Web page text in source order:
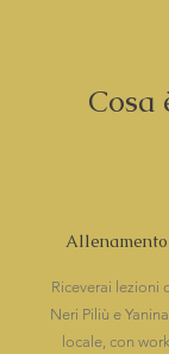
Cosa
Riceverai
Neri Piliù e
locale, con